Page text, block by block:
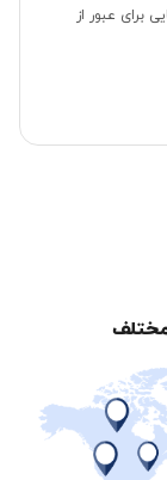
برای عبور از